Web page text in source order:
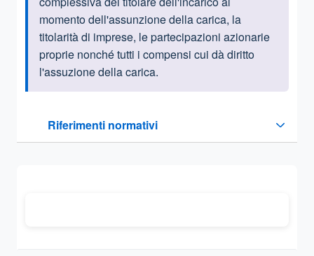
momento dell'assunzione della carica, la
titolarità di imprese, le partecipazioni azionarie
proprie nonché tutti i compensi cui dà diritto
l'assuzione della carica.
Riferimenti normativi
Sezione compressa